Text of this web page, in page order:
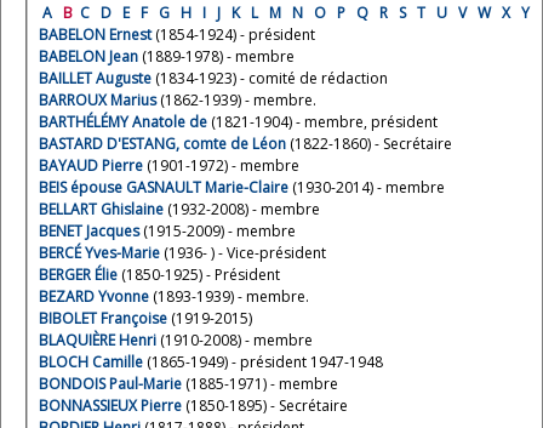
A B C D E F G H I J K L M N O P Q R S T U V W X Y
BABELON Ernest(1854-1924) - président
BABELON Jean (1889-1978) - membre
BAILLET Auguste (1834-1923) - comité de rédaction
BARROUX Marius(1862-1939) - membre.
BARTHÉLÉMY Anatole de (1821-1904) - membre, président
BASTARD D'ESTANG, comte de Léon (1822-1860) - Secrétaire
BAYAUD Pierre (1901-1972) - membre
BEIS épouse GASNAULT Marie-Claire (1930-2014) - membre
BELLART Ghislaine (1932-2008) - membre
BENET Jacques(1915-2009) - membre
BERCÉ Yves-Marie (1936- ) - Vice-président
BERGER Élie (1850-1925) - Président
BEZARD Yvonne (1893-1939) - membre.
BIBOLET Françoise (1919-2015)
BLAQUIÈRE Henri (1910-2008) - membre
BLOCH Camille (1865-1949) - président 1947-1948
BONDOIS Paul-Marie (1885-1971) - membre
BONNASSIEUX Pierre (1850-1895) - Secrétaire